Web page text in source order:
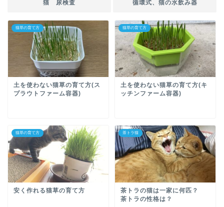
猫 尿検査 循環式、猫の水飲み器
猫草の育て方
土を使わない猫草の育て方(ス
プラウトファーム容器)
猫草の育て方
土を使わない猫草の育て方(キ
ッチンファーム容器)
猫草の育て方
安く作れる猫草の育て方
茶トラ猫
茶トラの猫は一家に何匹？
茶トラの性格は？